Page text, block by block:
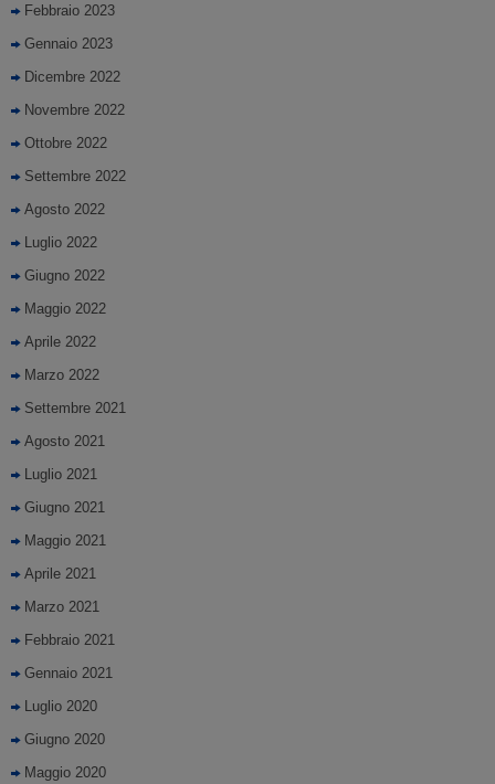
Febbraio 2023
Gennaio 2023
Dicembre 2022
Novembre 2022
Ottobre 2022
Settembre 2022
Agosto 2022
Luglio 2022
Giugno 2022
Maggio 2022
Aprile 2022
Marzo 2022
Settembre 2021
Agosto 2021
Luglio 2021
Giugno 2021
Maggio 2021
Aprile 2021
Marzo 2021
Febbraio 2021
Gennaio 2021
Luglio 2020
Giugno 2020
Maggio 2020